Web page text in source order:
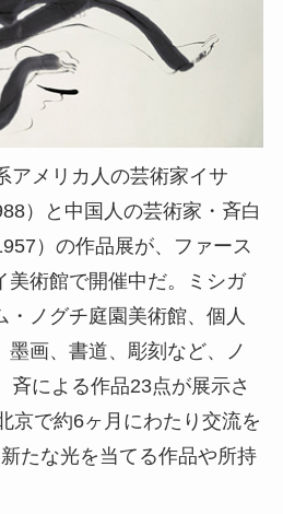
アメリカ人の芸術家イサ
）と中国人の芸術家・斉白
）の作品展が、ファース
美術館で開催中だ。ミシガ
・ノグチ庭園美術館、個人
墨画、書道、彫刻など、ノ
斉による作品23点が展示さ
京で約6ヶ月にわたり交流を
たな光を当てる作品や所持